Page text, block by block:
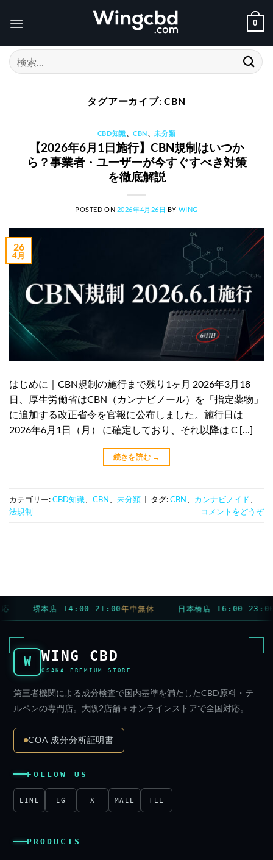
0
検
索
タグアーカイブ:CBN
CBD知識、CBN、未分類
【2026年6月1日施行】CBN規制はいつか
ら？事業者・ユーザーが今すぐすべき対策
を徹底解説
POSTED ON 2026年4月26日 BY WING
26
4月
はじめに｜CBN規制の施行まで残り1ヶ月 2026年3月18
日、厚生労働省はCBN（カンナビノール）を「指定薬物」
に追加する改正省令を官報に公布しました。施行日は
2026年6月1日（月） に確定しており、それ以降は C […]
続きを読む →
カテゴリー:CBD知識 CBN 未分類 タグ:CBN カンナビノイド
法規制
コメントをどうぞ
堺本店 14:00–21:00年中無休 日本橋店 16:00–23:00
W WING CBD
OSAKA PREMIUM STORE
第三者機関による成分検査で国内基準を満たしたCBD原料・テ
ルペンの専門店。大阪2店舗＋オンラインストアで全国対応。
COA 成分分析証明書
FOLLOW US
LINE IG X MAIL TEL
PRODUCTS